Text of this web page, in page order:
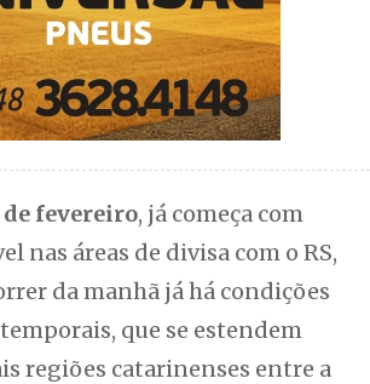
de fevereiro, já começa com
nas áreas de divisa com o RS,
da manhã já há condições
que se estendem
regiões catarinenses entre a